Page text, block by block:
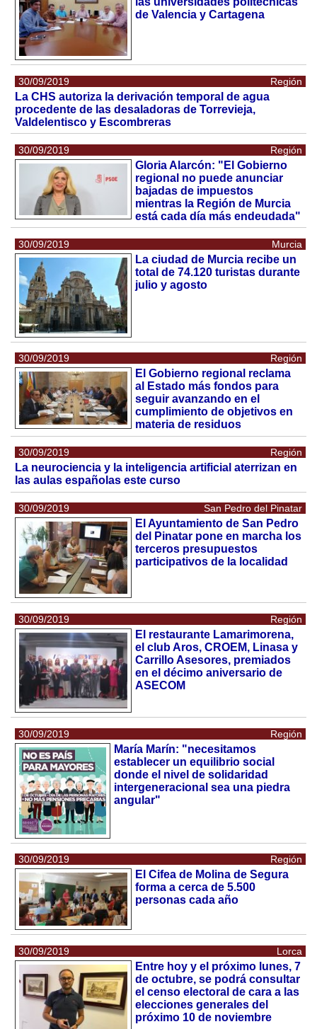
de Valencia y Cartagena
30/09/2019 Región
La CHS autoriza la derivación temporal de agua
procedente de las desaladoras de Torrevieja,
Valdelentisco y Escombreras
30/09/2019 Región
Gloria Alarcón: "El Gobierno
regional no puede anunciar
bajadas de impuestos
mientras la Región de Murcia
está cada día más endeudada"
30/09/2019 Murcia
La ciudad de Murcia recibe un
total de 74.120 turistas durante
julio y agosto
30/09/2019 Región
El Gobierno regional reclama
al Estado más fondos para
seguir avanzando en el
cumplimiento de objetivos en
materia de residuos
30/09/2019 Región
La neurociencia y la inteligencia artificial aterrizan en
las aulas españolas este curso
30/09/2019 San Pedro del Pinatar
El Ayuntamiento de San Pedro
del Pinatar pone en marcha los
terceros presupuestos
participativos de la localidad
30/09/2019 Región
El restaurante Lamarimorena,
el club Aros, CROEM, Linasa y
Carrillo Asesores, premiados
en el décimo aniversario de
ASECOM
30/09/2019 Región
María Marín: "necesitamos
establecer un equilibrio social
donde el nivel de solidaridad
intergeneracional sea una piedra
angular"
30/09/2019 Región
El Cifea de Molina de Segura
forma a cerca de 5.500
personas cada año
30/09/2019 Lorca
Entre hoy y el próximo lunes, 7
de octubre, se podrá consultar
el censo electoral de cara a las
elecciones generales del
próximo 10 de noviembre